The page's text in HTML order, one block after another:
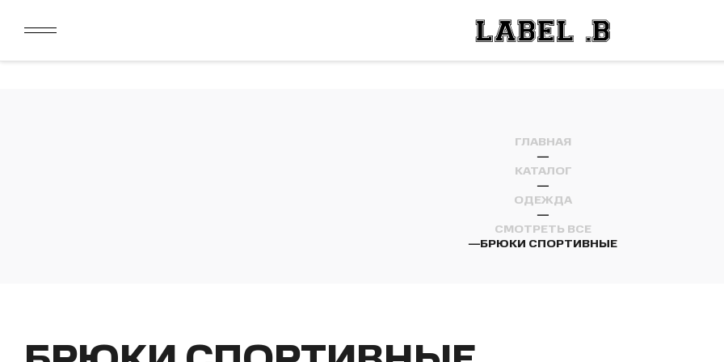
ДАРИМ 2000 БОНУСОВ ЗА СКАЧИВАНИЕ КАРТЫ ЛОЯЛЬНОСТИ
ГЛАВНАЯ
—
КАТАЛОГ
—
ОДЕЖДА
—
СМОТРЕТЬ ВСЕ
—БРЮКИ СПОРТИВНЫЕ